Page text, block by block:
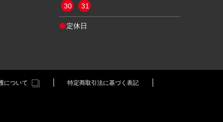
30
31
定休日
について 特定商取引法に基づく表記